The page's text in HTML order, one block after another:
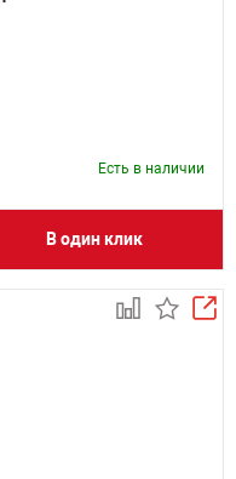
Есть в наличии
В один клик